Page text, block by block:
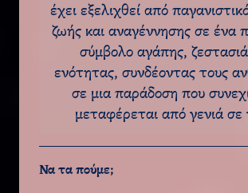
έχει εξελιχθεί από
ζωής και αναγέννησης σε ένα
σύμβολο αγάπης,
ενότητας, συνδέοντας τους
σε μια παράδοση που
μεταφέρεται από γενιά σε
Να τα πούμε;